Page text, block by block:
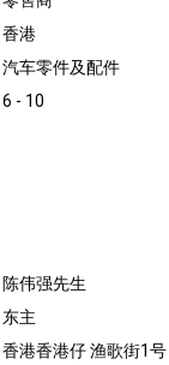
香港
汽车零件及配件
6 - 10
陈伟强先生
东主
香港香港仔 渔歌街1